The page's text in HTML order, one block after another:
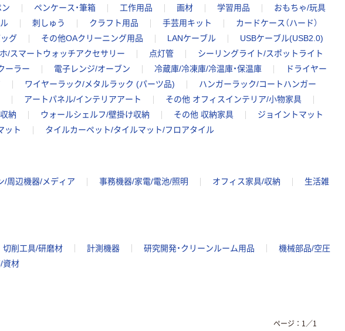
ペンケース・筆箱 工作用品 画材 学習用品
おもちゃ/玩具
刺しゅう クラフト用品 手芸用キット
カードケース（ハード）
グ その他OAクリーニング用品 LANケーブル
USBケーブル(USB2.0)
/スマートウォッチアクセサリー 点灯管
シーリングライト/スポットライト
ーラー 電子レンジ/オーブン 冷蔵庫/冷凍庫/冷温庫・保温庫
ドライヤー
ワイヤーラック/メタルラック (パーツ品)
ハンガーラック/コートハンガー
アートパネル/インテリアアート
その他 オフィスインテリア/小物家具
納 ウォールシェルフ/壁掛け収納 その他 収納家具
ジョイントマット
ット タイルカーペット/タイルマット/フロアタイル
/周辺機器/メディア 事務機器/家電/電池/照明 オフィス家具/収納
生活雑
切削工具/研磨材 計測機器 研究開発・クリーンルーム用品
機械部品/空圧
資材
ページ： 1 ／1